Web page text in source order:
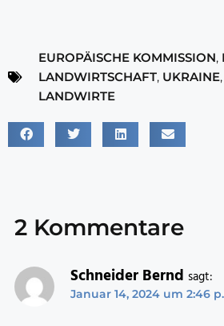
EUROPÄISCHE KOMMISSION,
LANDWIRTSCHAFT, UKRAINE,
LANDWIRTE
2 Kommentare
Schneider Bernd sagt:
Januar 14, 2024 um 2:46